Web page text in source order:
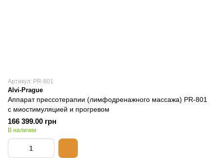
Артикул: PR-801
Alvi-Prague
Аппарат прессотерапии (лимфодренажного массажа) PR-801
с миостимуляцией и прогревом
166 399.00 грн
В наличии